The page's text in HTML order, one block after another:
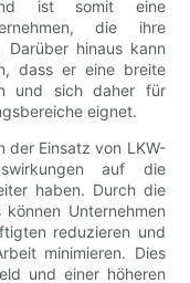
und ist somit eine
die ihre
Darüber hinaus kann
dass er eine breite
und sich daher für
eignet.
der Einsatz von LKW-
auf die
haben. Durch die
Unternehmen
reduzieren und
minimieren. Dies
und einer höheren